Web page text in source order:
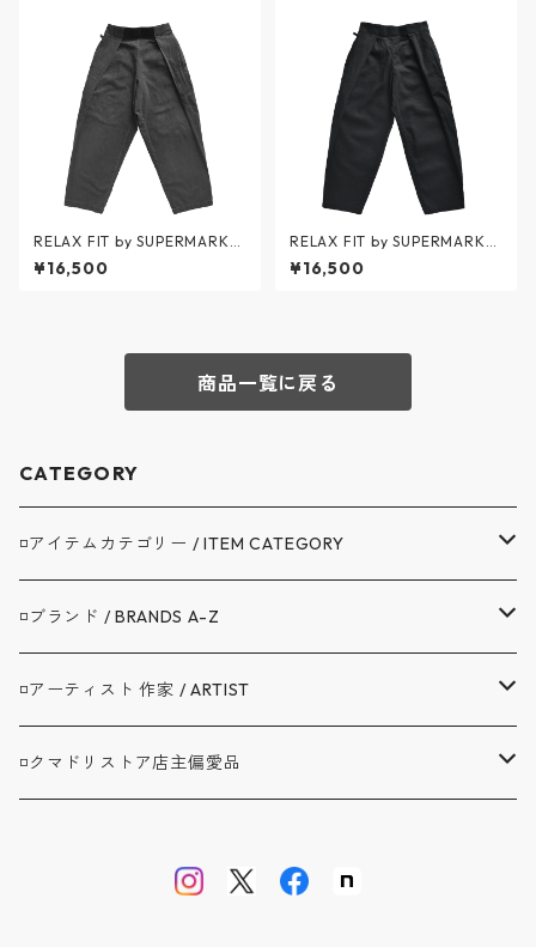
イ スーパーマーケット
スーパーマーケット
RELAX FIT by SUPERMARKE
T / Denim Beachpants USED
WASH - デニムビーチパンツ
¥16,500
RELAX FIT by SUPERMARKE
T / Denim Beachpants ONE
WASH - デニムビーチパンツ
¥16,500
商品一覧に戻る
CATEGORY
◽️アイテムカテゴリー / ITEM CATEGORY
▼アウター / OUTER
コート / COAT
ジャケット / JACKET
カーディガン / CARDIGAN
▼トップス / TOPS
シャツ / SHIRTS
▼ボトムス / BOTTOMS
ロングパンツ / LONG PANTS
◽️ブランド / BRANDS A-Z
A.G.SPALDING&BROS. / スポルディング
BAG'n'NOUN / バッグンナウン
◽️アーティスト 作家 / ARTIST
BANDAIYA(ばんだいや)
◽️クマドリストア店主偏愛品